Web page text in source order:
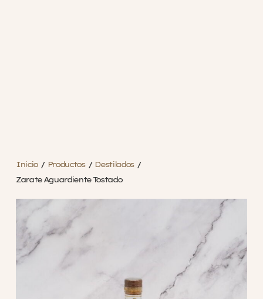
Inicio / Productos / Destilados /
Zarate Aguardiente Tostado